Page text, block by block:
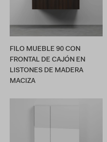
FILO MUEBLE 90 CON
FRONTAL DE CAJÓN EN
LISTONES DE MADERA
MACIZA